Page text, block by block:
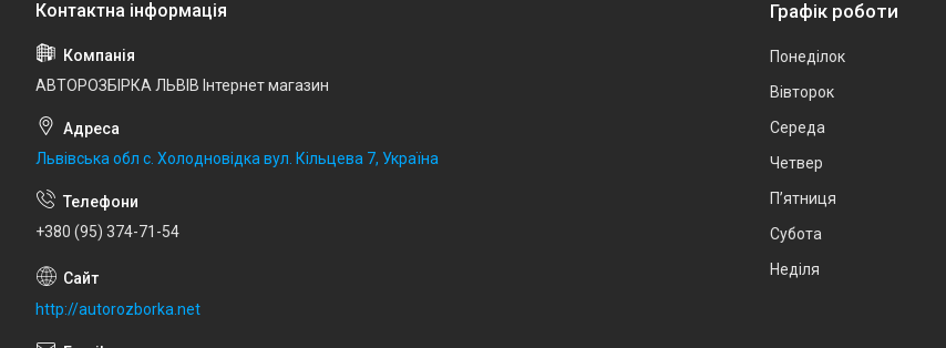
АВТОРОЗБІРКА ЛЬВІВ Інтернет магазин
Львівська обл с. Холодновідка вул. Кільцева 7, Україна
+380 (95) 374-71-54
http://autorozborka.net
Графік роботи
Понеділок
Вівторок
Середа
Четвер
Пʼятниця
Субота
Неділя